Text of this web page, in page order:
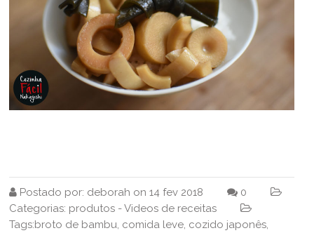
Postado por: deborah on14 fev 2018
0
Categorias: produtos -Videos de receitas
Tags:broto de bambu, comida leve, cozido japonês,